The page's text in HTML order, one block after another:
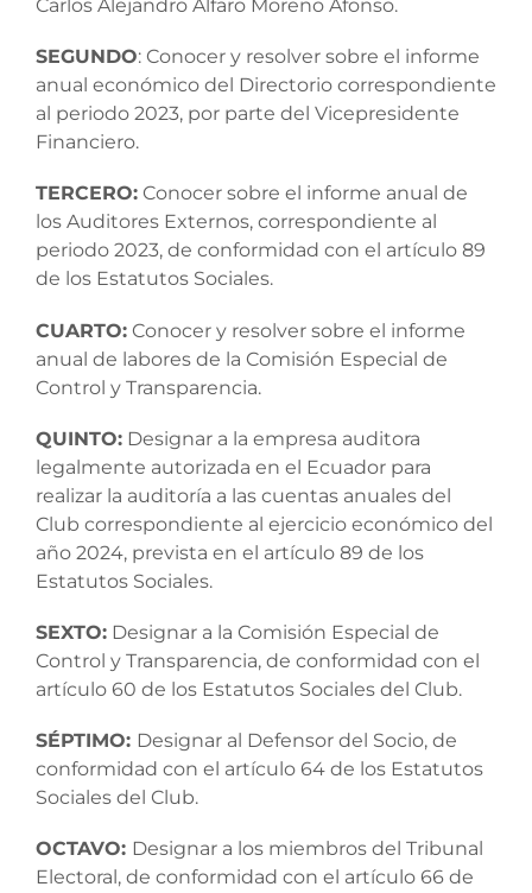
Carlos Alejandro Alfaro Moreno Afonso.
SEGUNDO: Conocer y resolver sobre el informe
anual económico del Directorio correspondiente
al periodo 2023, por parte del Vicepresidente
Financiero.
TERCERO: Conocer sobre el informe anual de
los Auditores Externos, correspondiente al
periodo 2023, de conformidad con el artículo 89
de los Estatutos Sociales.
CUARTO: Conocer y resolver sobre el informe
anual de labores de la Comisión Especial de
Control y Transparencia.
QUINTO: Designar a la empresa auditora
legalmente autorizada en el Ecuador para
realizar la auditoría a las cuentas anuales del
Club correspondiente al ejercicio económico del
año 2024, prevista en el artículo 89 de los
Estatutos Sociales.
SEXTO: Designar a la Comisión Especial de
Control y Transparencia, de conformidad con el
artículo 60 de los Estatutos Sociales del Club.
SÉPTIMO: Designar al Defensor del Socio, de
conformidad con el artículo 64 de los Estatutos
Sociales del Club.
OCTAVO: Designar a los miembros del Tribunal
Electoral, de conformidad con el artículo 66 de